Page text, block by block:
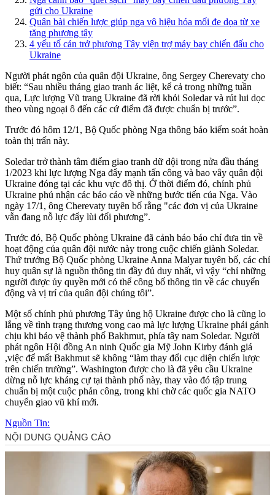
gửi cho Ukraine
Quân bài chiến lược giúp nga vô hiệu hóa mối đe dọa từ xe
tăng phương tây
4 yếu tố cản trở phương Tây viện trợ máy bay chiến đấu cho
Ukraine
Người phát ngôn của quân đội Ukraine, ông Sergey Cherevaty cho
biết: “Sau nhiều tháng giao tranh ác liệt, kể cả trong những tuần
qua, Lực lượng Vũ trang Ukraine đã rời khỏi Soledar và rút lui dọc
theo vùng ngoại ô đến các cứ điểm đã được chuẩn bị trước”.
Trước đó hôm 12/1, Bộ Quốc phòng Nga thông báo kiểm soát hoàn
toàn thị trấn này.
Soledar trở thành tâm điểm giao tranh dữ dội trong nửa đầu tháng
1/2023 khi lực lượng Nga đẩy mạnh tấn công và bao vây quân đội
Ukraine đóng tại các khu vực đô thị. Ở thời điểm đó, chính phủ
Ukraine phủ nhận các báo cáo về những bước tiến của Nga. Vào
ngày 17/1, ông Cherevaty tuyên bố rằng "các đơn vị của Ukraine
vẫn đang nỗ lực đẩy lùi đối phương”.
Trước đó, Bộ Quốc phòng Ukraine đã cảnh báo báo chí đưa tin về
hoạt động của quân đội nước này trong cuộc chiến giành Soledar.
Thứ trưởng Bộ Quốc phòng Ukraine Anna Malyar tuyên bố, các chỉ
huy quân sự là nguồn thông tin đầy đủ duy nhất, vì vậy “chỉ những
người được ủy quyền mới có thể công bố thông tin về các chuyển
động và vị trí của quân đội chúng tôi”.
Một số chính phủ phương Tây ủng hộ Ukraine được cho là cũng lo
lắng về tình trạng thương vong cao mà lực lượng Ukraine phải gánh
chịu khi bảo vệ thành phố Bakhmut, phía tây nam Soledar. Người
phát ngôn Hội đồng An ninh Quốc gia Mỹ John Kirby đánh giá
,việc để mất Bakhmut sẽ không “làm thay đổi cục diện chiến lược
trên chiến trường”. Washington được cho là đã yêu cầu Ukraine
dừng nỗ lực kháng cự tại thành phố này, thay vào đó tập trung
chuẩn bị một cuộc phản công, trong khi chờ các quốc gia NATO
chuyển giao vũ khí mới.
Nguồn Tin: